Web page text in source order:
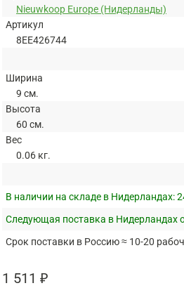
Nieuwkoop Europe (Нидерланды)
Артикул
8EE426744
Ширина
9 см.
Высота
60 см.
Вес
0.06 кг.
В наличии на складе в Нидерландах:
Следующая поставка в Нидерландах
Срок поставки в Россию ≈ 10-20
1 511 ₽